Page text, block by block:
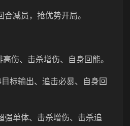
减员，抢优势开局。
伤、击杀增伤、自身回能。
标输出、追击必暴、自身回
强单体、击杀增伤、击杀追